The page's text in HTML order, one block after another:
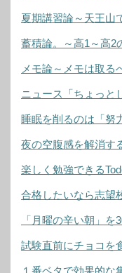
夏期講習論～天王山
蓄積論。～高1～高2
メモ論～メモは取る
ニュース「ちょっと
睡眠を削るのは「努
夜の空腹感を解消す
楽しく勉強できる
合格したいなら志望
「月曜の辛い朝」
試験直前にチョコを
１番ベタで効果的な